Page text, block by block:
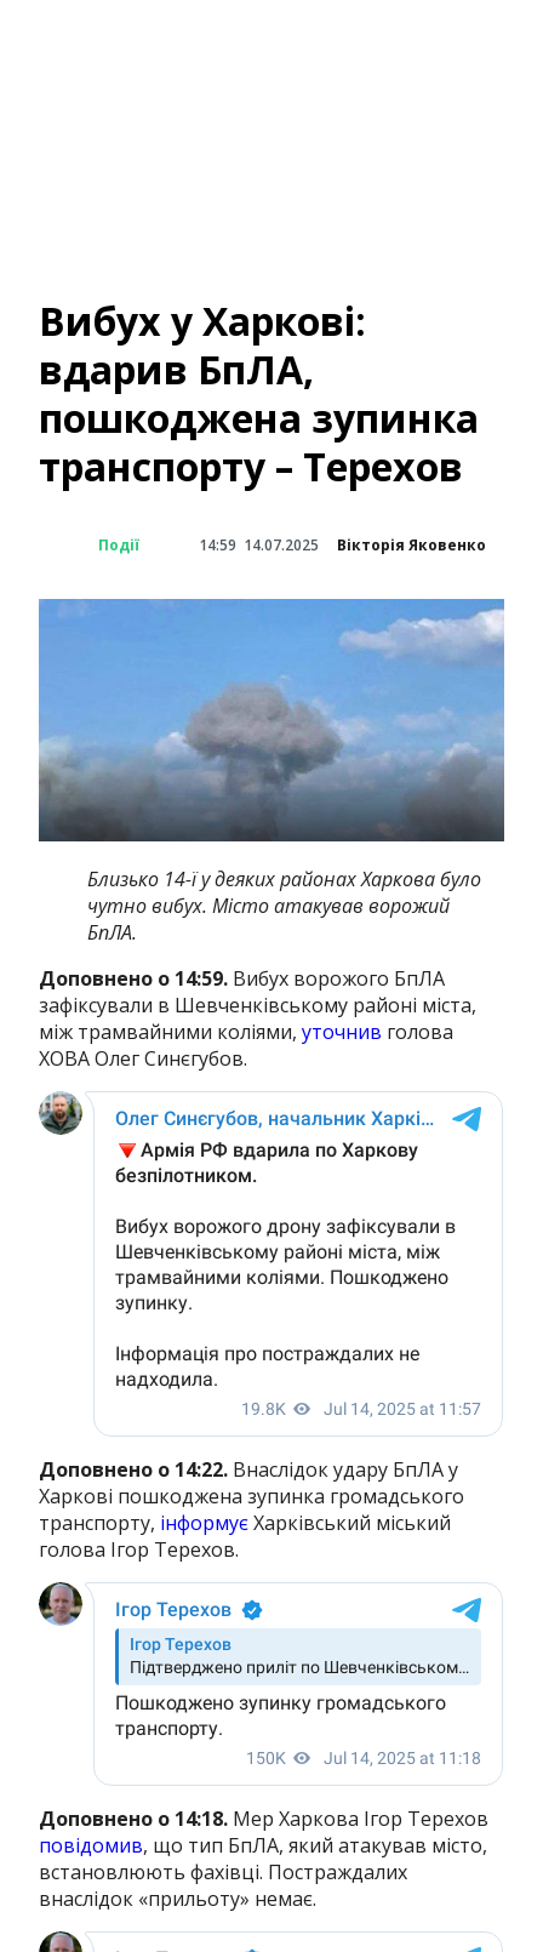
Вибух у Харкові:
вдарив БпЛА,
пошкоджена зупинка
транспорту – Терехов
Події 14:59 14.07.2025 Вікторія Яковенко
Близько 14-ї у деяких районах Харкова було
чутно вибух. Місто атакував ворожий
БпЛА.
Доповнено о 14:59. Вибух ворожого БпЛА
зафіксували в Шевченківському районі міста,
між трамвайними коліями,уточнив голова
ХОВА Олег Синєгубов.
Доповнено о 14:22. Внаслідок удару БпЛА у
Харкові пошкоджена зупинка громадського
транспорту, інформуєХарківський міський
голова Ігор Терехов.
Доповнено о 14:18. Мер Харкова Ігор Терехов
повідомив, що тип БпЛА, який атакував місто,
встановлюють фахівці. Постраждалих
внаслідок «прильоту» немає.